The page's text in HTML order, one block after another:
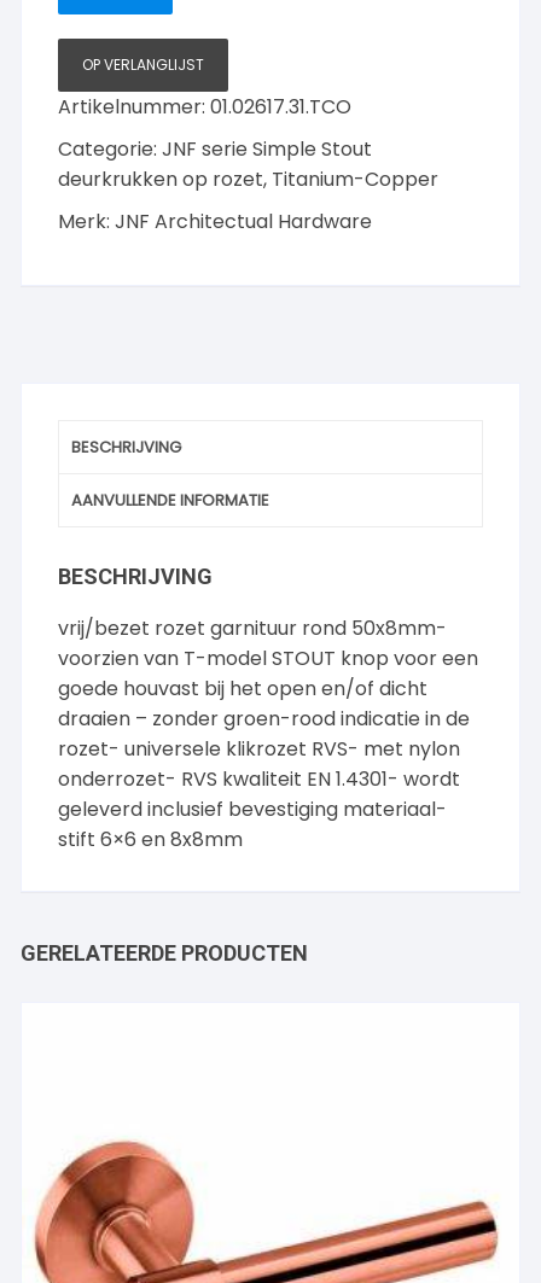
garnituur
met
indicatie,
Titanium-
Copper
aantal
OP VERLANGLIJST
Artikelnummer:01.02617.31.TCO
Categorie:JNF serie Simple Stout
deurkrukken op rozet, Titanium-Copper
Merk:JNF Architectual Hardware
BESCHRIJVING
AANVULLENDE INFORMATIE
BESCHRIJVING
vrij/bezet rozet garnituur rond 50x8mm-
voorzien van T-model STOUT knop voor een
goede houvast bij het open en/of dicht
draaien – zonder groen-rood indicatie in de
rozet- universele klikrozet RVS- met nylon
onderrozet- RVS kwaliteit EN 1.4301- wordt
geleverd inclusief bevestiging materiaal-
stift 6×6 en 8x8mm
GERELATEERDE PRODUCTEN